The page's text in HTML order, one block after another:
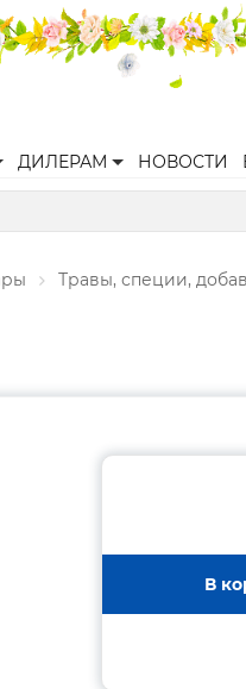
ДИЛЕРАМ НОВОСТИ
Травы, специи,
В